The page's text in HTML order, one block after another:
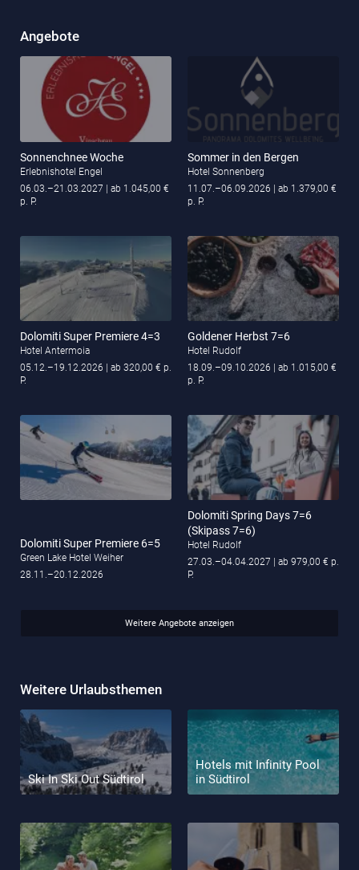
Angebote
Sonnenchnee Woche
Erlebnishotel Engel
06.03.–21.03.2027 | ab 1.045,00 €
p. P.
Sommer in den Bergen
Hotel Sonnenberg
11.07.–06.09.2026 | ab 1.379,00 €
p. P.
Dolomiti Super Premiere 4=3
Hotel Antermoia
05.12.–19.12.2026 | ab 320,00 € p.
P.
Goldener Herbst 7=6
Hotel Rudolf
18.09.–09.10.2026 | ab 1.015,00 €
p. P.
Dolomiti Super Premiere 6=5
Green Lake Hotel Weiher
28.11.–20.12.2026
Dolomiti Spring Days 7=6
(Skipass 7=6)
Hotel Rudolf
27.03.–04.04.2027 | ab 979,00 € p.
P.
Weitere Angebote anzeigen
Weitere Urlaubsthemen
Ski In Ski Out Südtirol
Hotels mit Infinity Pool
in Südtirol